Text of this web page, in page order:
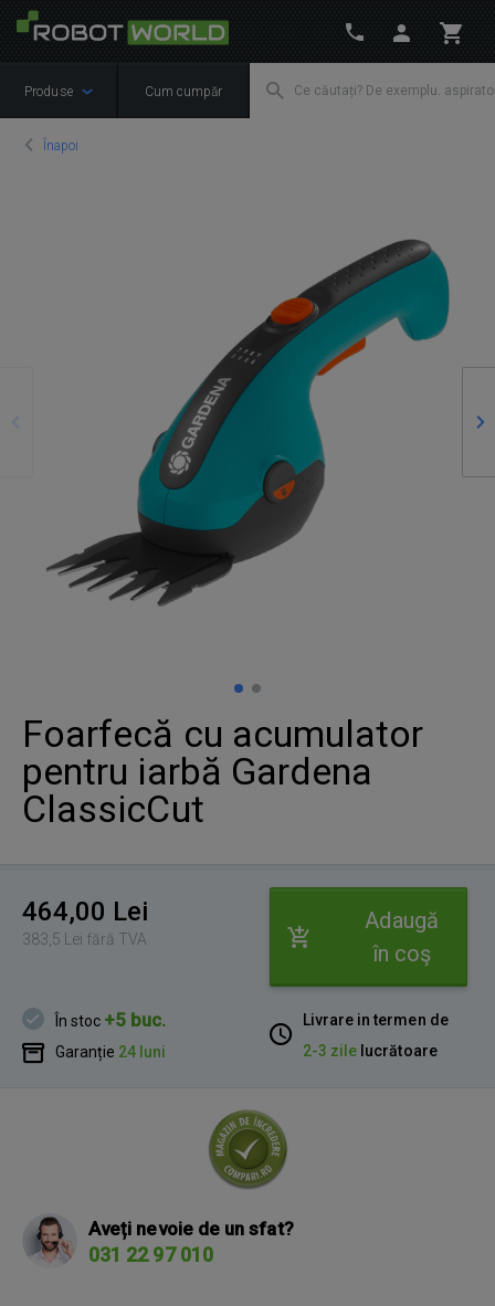
Produse Cum cumpăr
Înapoi
Foarfecă cu acumulator
pentru iarbă Gardena
ClassicCut
464,00 Lei
383,5 Lei fără TVA
Adaugă
în coş
În stoc +5 buc.
Garanție 24 luni
Livrare in termen de
2-3 zile lucrătoare
Aveți nevoie de un sfat?
031 22 97 010